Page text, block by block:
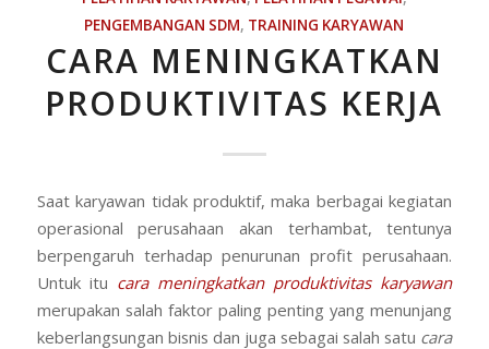
PENGEMBANGAN SDM, TRAINING KARYAWAN
CARA MENINGKATKAN
PRODUKTIVITAS KERJA
Saat karyawan tidak produktif, maka berbagai kegiatan
operasional perusahaan akan terhambat, tentunya
berpengaruh terhadap penurunan profit perusahaan.
Untuk itu cara meningkatkan produktivitas karyawan
merupakan salah faktor paling penting yang menunjang
keberlangsungan bisnis dan juga sebagai salah satu cara